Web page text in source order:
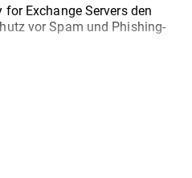
Exchange Servers den
vor Spam und Phishing-